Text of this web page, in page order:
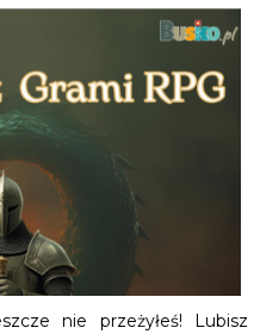
nie przeżyłeś! Lubisz